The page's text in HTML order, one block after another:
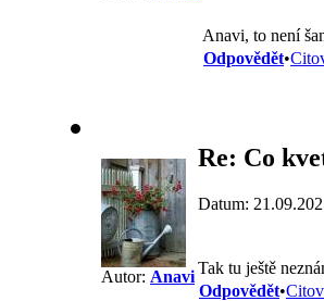
Anavi, to není
Odpovědět•
Autor: Anavi
Re: Co
Datum:
Tak tu ještě
Odpovědět•